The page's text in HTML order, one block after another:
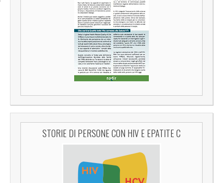
STORIE DI PERSONE CON HIV E EPATITE C